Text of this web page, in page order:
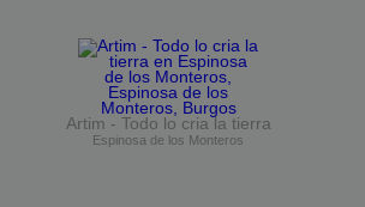
Artim - Todo lo cria la tierra
Espinosa de los Monteros